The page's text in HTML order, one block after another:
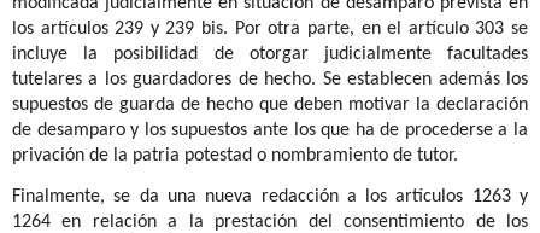
los artículos 239 y 239 bis. Por otra parte, en el artículo 303 se
incluye la posibilidad de otorgar judicialmente facultades
tutelares a los guardadores de hecho. Se establecen además los
supuestos de guarda de hecho que deben motivar la declaración
de desamparo y los supuestos ante los que ha de procederse a la
privación de la patria potestad o nombramiento de tutor.
Finalmente, se da una nueva redacción a los artículos 1263 y
1264 en relación a la prestación del consentimiento de los